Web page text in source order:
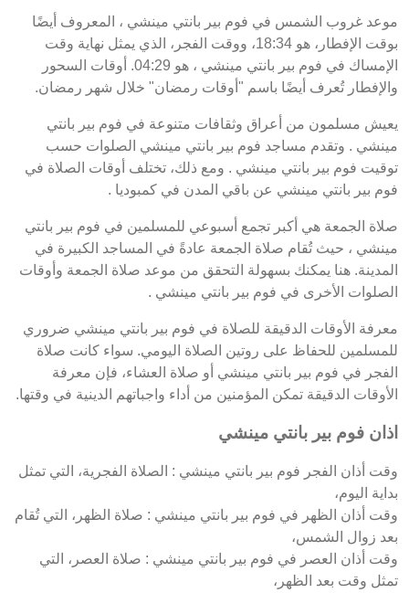
موعد غروب الشمس في فوم بير بانتي مينشي ، المعروف أيضًا
بوقت الإفطار، هو 18:34، ووقت الفجر، الذي يمثل نهاية وقت
الإمساك في فوم بير بانتي مينشي ، هو 04:29. أوقات السحور
والإفطار تُعرف أيضًا باسم "أوقات رمضان" خلال شهر رمضان.
يعيش مسلمون من أعراق وثقافات متنوعة في فوم بير بانتي
مينشي . وتقدم مساجد فوم بير بانتي مينشي الصلوات حسب
توقيت فوم بير بانتي مينشي . ومع ذلك، تختلف أوقات الصلاة في
فوم بير بانتي مينشي عن باقي المدن في كمبوديا .
صلاة الجمعة هي أكبر تجمع أسبوعي للمسلمين في فوم بير بانتي
مينشي ، حيث تُقام صلاة الجمعة عادةً في المساجد الكبيرة في
المدينة. هنا يمكنك بسهولة التحقق من موعد صلاة الجمعة وأوقات
الصلوات الأخرى في فوم بير بانتي مينشي .
معرفة الأوقات الدقيقة للصلاة في فوم بير بانتي مينشي ضروري
للمسلمين للحفاظ على روتين الصلاة اليومي. سواء كانت صلاة
الفجر في فوم بير بانتي مينشي أو صلاة العشاء، فإن معرفة
الأوقات الدقيقة تمكن المؤمنين من أداء واجباتهم الدينية في وقتها.
اذان فوم بير بانتي مينشي
وقت أذان الفجر فوم بير بانتي مينشي : الصلاة الفجرية، التي تمثل
بداية اليوم،
وقت أذان الظهر في فوم بير بانتي مينشي : صلاة الظهر، التي تُقام
بعد زوال الشمس،
وقت أذان العصر في فوم بير بانتي مينشي : صلاة العصر، التي
تمثل وقت بعد الظهر،